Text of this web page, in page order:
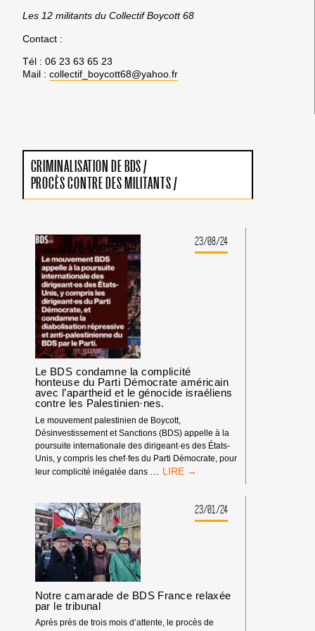
Les 12 militants du Collectif Boycott 68
Contact :
Tél : 06 23 63 65 23
Mail : collectif_boycott68@yahoo.fr
CRIMINALISATION DE BDS/
PROCÈS CONTRE DES MILITANTS/
23/08/24
Le BDS condamne la complicité
honteuse du Parti Démocrate américain
avec l’apartheid et le génocide israéliens
contre les Palestinien·nes.
Le mouvement palestinien de Boycott,
Désinvestissement et Sanctions (BDS) appelle à la
poursuite internationale des dirigeant·es des États-
Unis, y compris les chef·fes du Parti Démocrate, pour
leur complicité inégalée dans
LE
COMPLICITÉ
AVEC
ET
23/01/24
Notre camarade de BDS France relaxée
par le tribunal
Après près de trois mois d’attente, le procès de